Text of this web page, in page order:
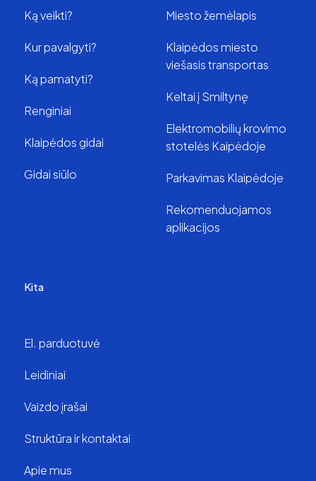
Ką veikti?
Kur pavalgyti?
Ką pamatyti?
Renginiai
Klaipėdos gidai
Gidai siūlo
Miesto žemėlapis
Klaipėdos miesto
viešasis transportas
Keltai į Smiltynę
Elektromobilių krovimo
stotelės Kaipėdoje
Parkavimas Klaipėdoje
Rekomenduojamos
aplikacijos
Kita
El. parduotuvė
Leidiniai
Vaizdo įrašai
Struktūra ir kontaktai
Apie mus